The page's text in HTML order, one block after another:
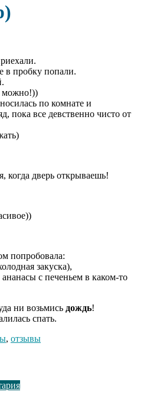
в пробку попали.
можно!))
по комнате и
пока все девственно чисто от
когда дверь открываешь!
попробовала:
закуска),
с печеньем в каком-то
ни возьмись дождь!
спать.
, отзывы